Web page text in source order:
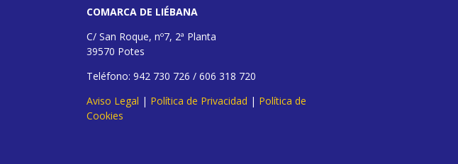
COMARCA DE LIÉBANA
C/ San Roque, nº7, 2ª Planta
39570 Potes
Teléfono: 942 730 726 / 606 318 720
Aviso Legal | Política de Privacidad | Política de
Cookies